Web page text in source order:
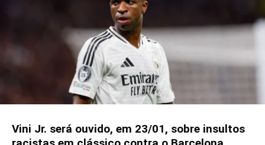
Vini Jr. será ouvido, em 23/01, sobre insultos